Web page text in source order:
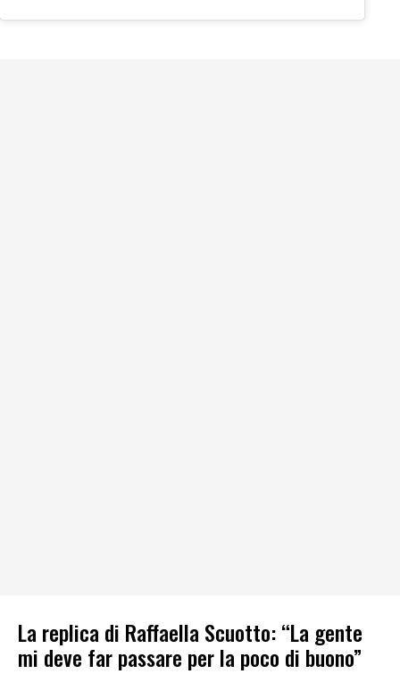
La replica di Raffaella Scuotto: “La gente
mi deve far passare per la poco di buono”